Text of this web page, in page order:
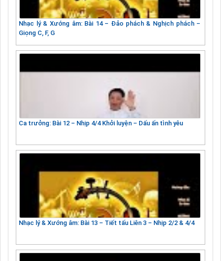
Nhạc lý & Xướng âm: Bài 14 – Đảo phách & Nghịch phách –
Giọng C, F, G
Ca trưởng: Bài 12 – Nhịp 4/4 Khởi luyện – Dấu ấn tình yêu
Nhạc lý & Xướng âm: Bài 13 – Tiết tấu Liên 3 – Nhịp 2/2 & 4/4